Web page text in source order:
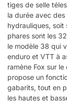
tiges de selle
la durée avec
hydrauliques, soit
phares sont les
le modèle 38 qui
enduro et VTT à
ramène Fox sur
propose un
gabarits, tout en
les hautes et